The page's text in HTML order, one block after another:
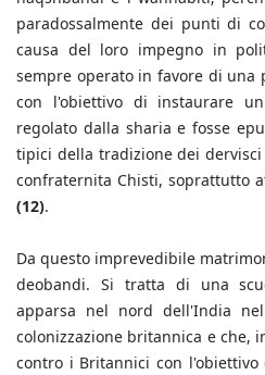
paradossalmente dei punti di
causa del loro impegno in
sempre operato in favore di una
con l'obiettivo di instaurare
regolato dalla sharia e fosse
tipici della tradizione dei
confraternita Chisti, soprattutto
(12).
Da questo imprevedibile
deobandi. Si tratta di una
apparsa nel nord dell'India
colonizzazione britannica e che,
contro i Britannici con